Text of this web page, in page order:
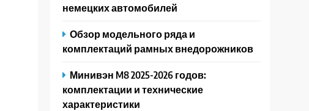
немецких автомобилей
Обзор модельного ряда и
комплектаций рамных внедорожников
Минивэн M8 2025-2026 годов:
комплектации и технические
характеристики